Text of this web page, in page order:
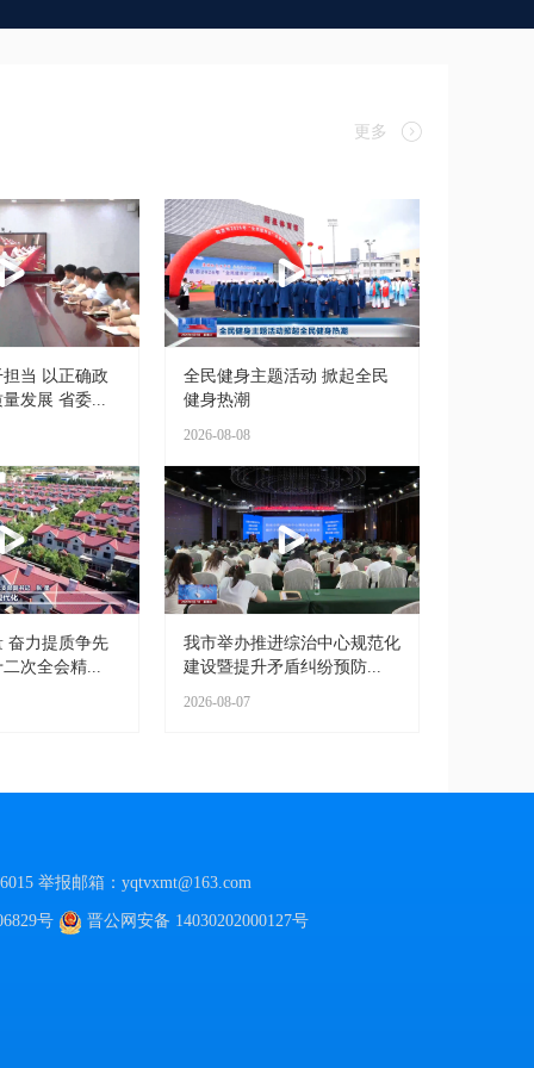
更多
当 以正确政
发展 省委...
全民健身主题活动 掀起全民
健身热潮
2026-08-08
奋力提质争先
次全会精...
我市举办推进综治中心规范化
建设暨提升矛盾纠纷预防...
2026-08-07
举报邮箱：yqtvxmt@163.com
号 晋公网安备 14030202000127号